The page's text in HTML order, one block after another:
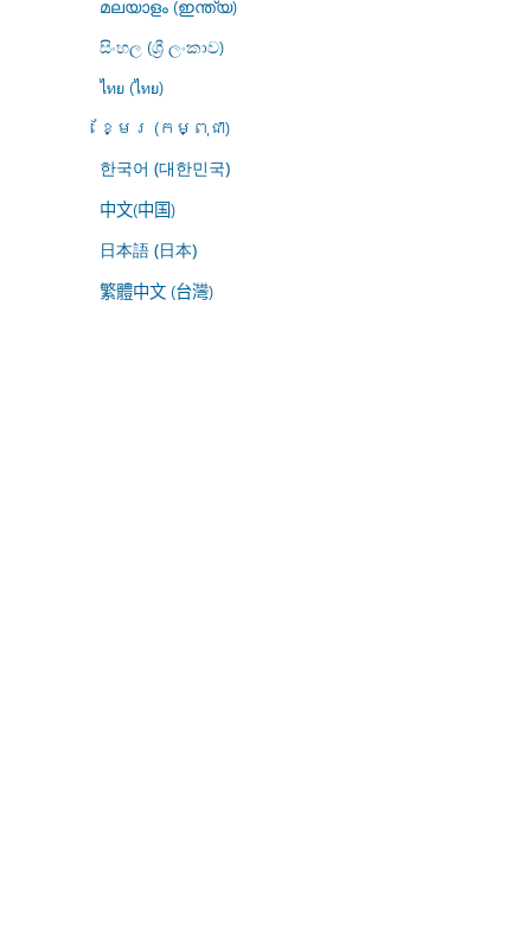
മലയാളം (ഇന്ത്യ)
සිංහල (ශ්‍රී ලංකාව)
ไทย (ไทย)
ខ្មែរ (កម្ពុជា)
한국어 (대한민국)
中文(中国)
日本語 (日本)
繁體中文 (台灣)